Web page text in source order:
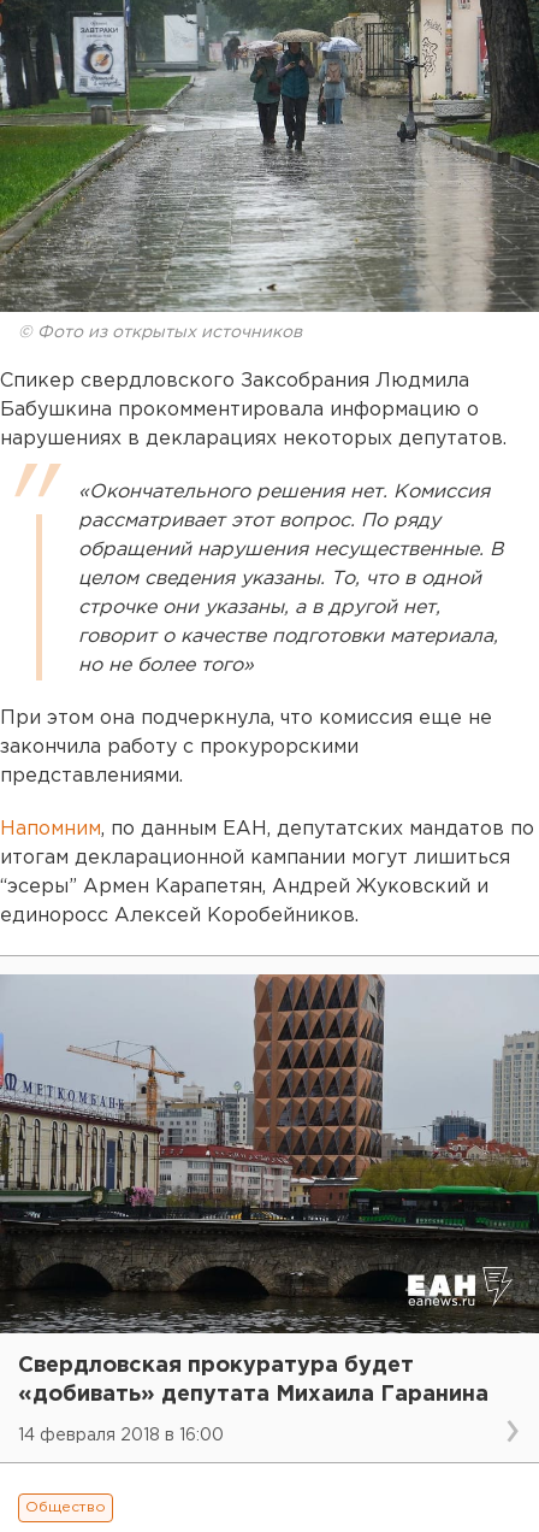
© Фото из открытых источников
Спикер свердловского Заксобрания Людмила
Бабушкина прокомментировала информацию о
нарушениях в декларациях некоторых депутатов.
«Окончательного решения нет. Комиссия
рассматривает этот вопрос. По ряду
обращений нарушения несущественные. В
целом сведения указаны. То, что в одной
строчке они указаны, а в другой нет,
говорит о качестве подготовки материала,
но не более того»
При этом она подчеркнула, что комиссия еще не
закончила работу с прокурорскими
представлениями.
Напомним, по данным ЕАН, депутатских мандатов по
итогам декларационной кампании могут лишиться
“эсеры” Армен Карапетян, Андрей Жуковский и
единоросс Алексей Коробейников.
Свердловская прокуратура будет
«добивать» депутата Михаила Гаранина
14 февраля 2018 в 16:00
Общество